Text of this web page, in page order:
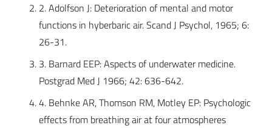
2. Adolfson J: Deterioration of mental and motor
functions in hyberbaric air. Scand J Psychol, 1965; 6:
26-31.
3. Barnard EEP: Aspects of underwater medicine.
Postgrad Med J 1966; 42: 636-642.
4. Behnke AR, Thomson RM, Motley EP: Psychologic
effects from breathing air at four atmospheres